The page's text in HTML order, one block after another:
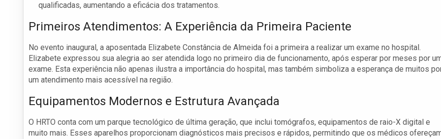
qualificadas, aumentando a eficácia dos tratamentos.
Primeiros Atendimentos: A Experiência da Primeira Paciente
No evento inaugural, a aposentada Elizabete Constância de Almeida foi a primeira a realizar um exame no hospital.
Elizabete expressou sua alegria ao ser atendida logo no primeiro dia de funcionamento, após esperar por meses por
exame. Esta experiência não apenas ilustra a importância do hospital, mas também simboliza a esperança de muitos
um atendimento mais acessível na região.
Equipamentos Modernos e Estrutura Avançada
O HRTO conta com um parque tecnológico de última geração, que inclui tomógrafos, equipamentos de raio-X digital e
muito mais. Esses aparelhos proporcionam diagnósticos mais precisos e rápidos, permitindo que os médicos